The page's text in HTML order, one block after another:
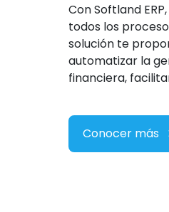
Con Softland
todos los
solución te
automatizar la
financiera,
Conocer más